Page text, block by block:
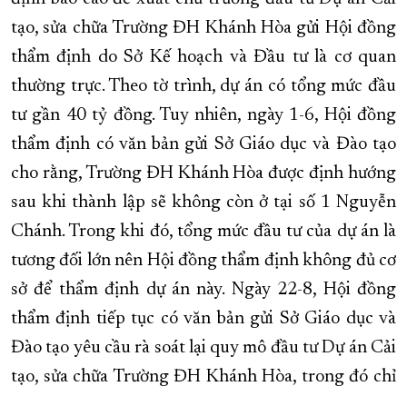
tạo, sửa chữa Trường ĐH Khánh Hòa gửi Hội đồng
thẩm định do Sở Kế hoạch và Đầu tư là cơ quan
thường trực. Theo tờ trình, dự án có tổng mức đầu
tư gần 40 tỷ đồng. Tuy nhiên, ngày 1-6, Hội đồng
thẩm định có văn bản gửi Sở Giáo dục và Đào tạo
cho rằng, Trường ĐH Khánh Hòa được định hướng
sau khi thành lập sẽ không còn ở tại số 1 Nguyễn
Chánh. Trong khi đó, tổng mức đầu tư của dự án là
tương đối lớn nên Hội đồng thẩm định không đủ cơ
sở để thẩm định dự án này. Ngày 22-8, Hội đồng
thẩm định tiếp tục có văn bản gửi Sở Giáo dục và
Đào tạo yêu cầu rà soát lại quy mô đầu tư Dự án Cải
tạo, sửa chữa Trường ĐH Khánh Hòa, trong đó chỉ